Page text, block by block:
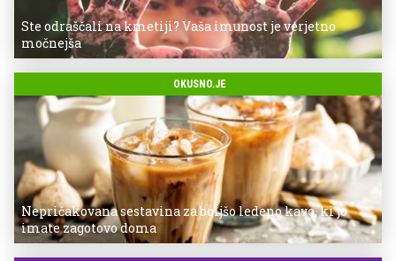
Ste odraščali na kmetiji? Vaša imunost je verjetno
močnejša
OKUSNO.JE
Nepričakovana sestavina za boljšo ledeno kavo, ki jo
imate zagotovo doma